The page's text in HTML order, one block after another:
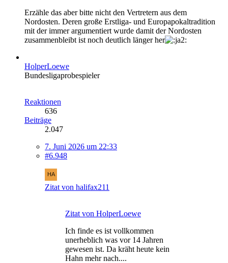
Erzähle das aber bitte nicht den Vertretern aus dem
Nordosten. Deren große Erstliga- und Europapokaltradition
mit der immer argumentiert wurde damit der Nordosten
zusammenbleibt ist noch deutlich länger her
HolperLoewe
Bundesligaprobespieler
Reaktionen
636
Beiträge
2.047
7. Juni 2026 um 22:33
#6.948
Zitat von halifax211
Zitat von HolperLoewe
Ich finde es ist vollkommen
unerheblich was vor 14 Jahren
gewesen ist. Da kräht heute kein
Hahn mehr nach....